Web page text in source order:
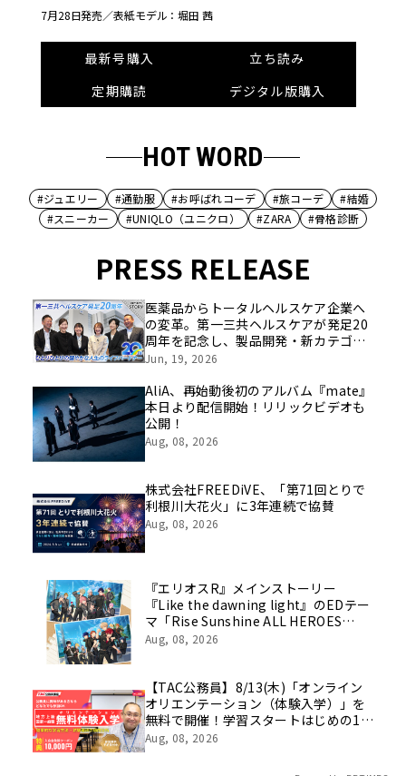
7月28日発売／表紙モデル：堀田 茜
最新号購入
立ち読み
定期購読
デジタル版購入
HOT WORD
#ジュエリー #通勤服 #お呼ばれコーデ #旅コーデ
#結婚
#スニーカー
#UNIQLO（ユニクロ） #ZARA #骨格診断
PRESS RELEASE
医薬品からトータルヘルスケア企業へ
の変革。第一三共ヘルスケアが発足20
周年を記念し、製品開発・新カテゴリ
挑戦の舞台や旧社統合時のエピソード
像を公開！
Jun, 19, 2026
AliA、再始動後初のアルバム『mate』
本日より配信開始！リリックビデオも
公開！
Aug, 08, 2026
株式会社FREEDiVE、「第71回とりで
利根川大花火」に3年連続で協賛
Aug, 08, 2026
『エリオスR』メインストーリー
『Like the dawning light』のEDテー
マ「Rise Sunshine ALL HEROES
Ver.」がフルサイズ配信決定！
Aug, 08, 2026
【TAC公務員】8/13(木)「オンライン
オリエンテーション（体験入学）」を
無料で開催！学習スタートはじめの1
歩！
Aug, 08, 2026